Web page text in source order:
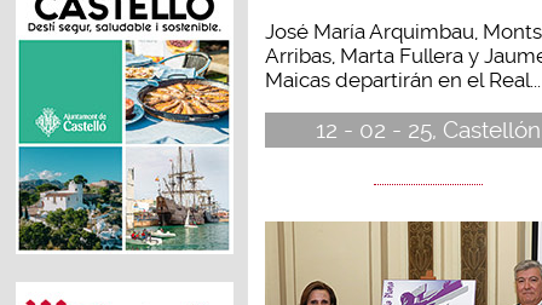
José María Arquimbau,
Arribas, Marta Fullera y
Maicas departirán en el Real...
12 - 02 - 25, Castellón